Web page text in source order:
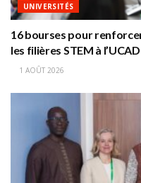
UNIVERSITÉS
16 bourses pour
les filières STEM à l’UCAD
1 AOÛT 2026